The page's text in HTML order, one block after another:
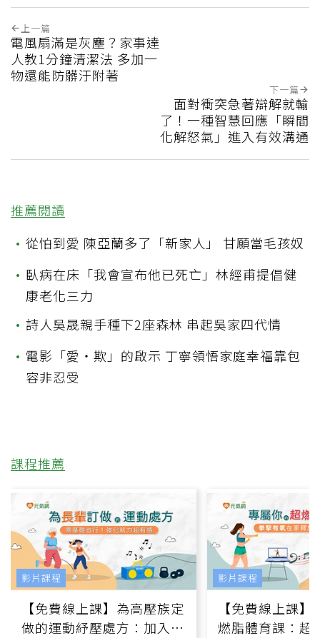
上一篇
電風扇滿是灰塵？家事達
人教1分鐘清潔法 多加一
物還能防髒汙附著
下一篇
面對衝突急著辯解就輸
了！一種智慧回應「瞬間
化解怒氣」進入有效溝通
推薦閱讀
• 從怕到愛 陳亞蘭多了「新家人」 甘願當毛孩奴
• 臥病在床「我會宣布他已死亡」林經甫提倡健
康老化三力
• 詩人吳晟親手種下2座森林 串起吳家四代情
• 電影「愛‧欺」的啟示 丁寧領悟家庭幸福靠包
容非忍受
課程推薦
【免費線上課】為高壓族定
做的運動紓壓處方：加入行
影片課程
【免費線上課
燃脂體育課：超
影片課程